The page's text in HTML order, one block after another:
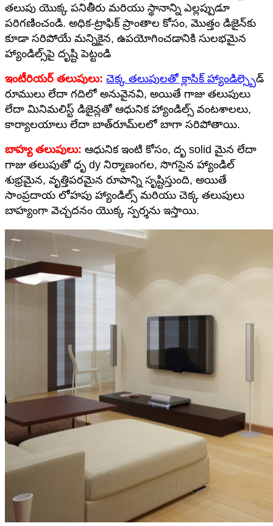
తలుపు యొక్క పనితీరు మరియు స్థానాన్ని ఎల్లప్పుడూ
పరిగణించండి. అధిక-ట్రాఫిక్ ప్రాంతాల కోసం, మొత్తం డిజైన్‌కు
కూడా సరిపోయే మన్నికైన, ఉపయోగించడానికి సులభమైన
హ్యాండిల్స్‌పై దృష్టి పెట్టండి
ఇంటీరియర్ తలుపులు: చెక్క తలుపులతో క్లాసిక్ హ్యాండిల్స్బెడ్
రూములు లేదా గదిలో అనువైనవి, అయితే గాజు తలుపులు
లేదా మినిమలిస్ట్ డిజైన్లతో ఆధునిక హ్యాండిల్స్ వంటశాలలు,
కార్యాలయాలు లేదా బాత్‌రూమ్‌లలో బాగా సరిపోతాయి.
బాహ్య తలుపులు: ఆధునిక ఇంటి కోసం, దృ solid మైన లేదా
గాజు తలుపుతో ధృ dy నిర్మాణంగల, సొగసైన హ్యాండిల్
శుభ్రమైన, వృత్తిపరమైన రూపాన్ని సృష్టిస్తుంది, అయితే
సాంప్రదాయ లోహపు హ్యాండిల్స్ మరియు చెక్క తలుపులు
బాహ్యంగా వెచ్చదనం యొక్క స్పర్శను ఇస్తాయి.